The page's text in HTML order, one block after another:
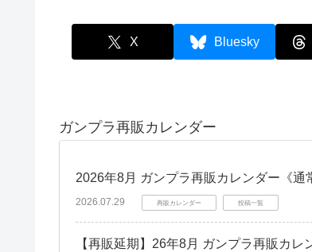
X Bluesky
ガンプラ再販カレンダー
2026年8月 ガンプラ再販カレンダー《通
2026.07.29 再販カレンダー 投稿一覧
【再販延期】26年8月 ガンプラ再販カ